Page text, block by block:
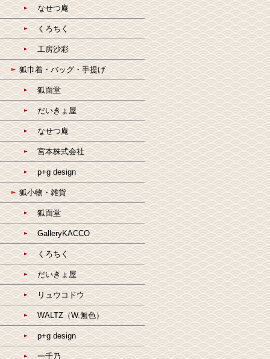
なせつ庵
くろちく
工房沙彩
狐巾着・バッグ・手提げ
狐面堂
だいきょ屋
なせつ庵
宮本株式会社
p+g design
狐小物・雑貨
狐面堂
GalleryKACCO
くろちく
だいきょ屋
リュウコドウ
WALTZ（W.無色）
p+g design
一千乃